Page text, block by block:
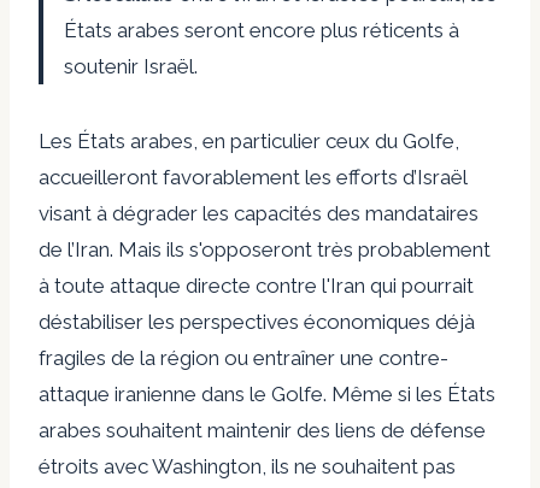
États arabes seront encore plus réticents à
soutenir Israël.
Les États arabes, en particulier ceux du Golfe,
accueilleront favorablement les efforts d’Israël
visant à dégrader les capacités des mandataires
de l’Iran. Mais ils s'opposeront très probablement
à toute attaque directe contre l'Iran qui pourrait
déstabiliser les perspectives économiques déjà
fragiles de la région ou entraîner une contre-
attaque iranienne dans le Golfe. Même si les États
arabes souhaitent maintenir des liens de défense
étroits avec Washington, ils ne souhaitent pas